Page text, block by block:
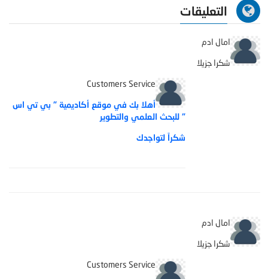
التعليقات
امال ادم
شكرا جزيلا
Customers Service
أهلا بك في موقع أكاديمية " بي تي اس
" للبحث العلمي والتطوير
شكراً لتواجدك
امال ادم
شكرا جزيلا
Customers Service